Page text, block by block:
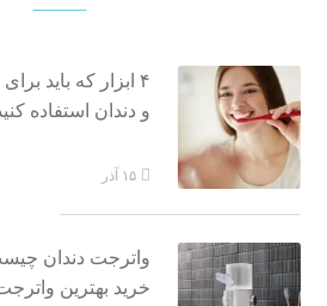
۴ ابزار که باید
و دندان استفاده
۱۵ آذر
واترجت دندان
خرید بهترین